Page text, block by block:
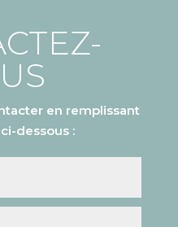
en remplissant
dessous :